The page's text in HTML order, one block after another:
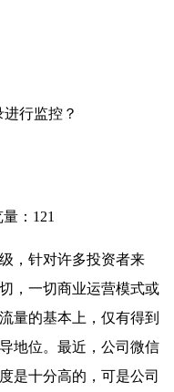
行监控？
：121
针对许多投资者来
，一切商业运营模式或
量的基本上，仅有得到
地位。最近，公司微信
是十分高的，可是公司